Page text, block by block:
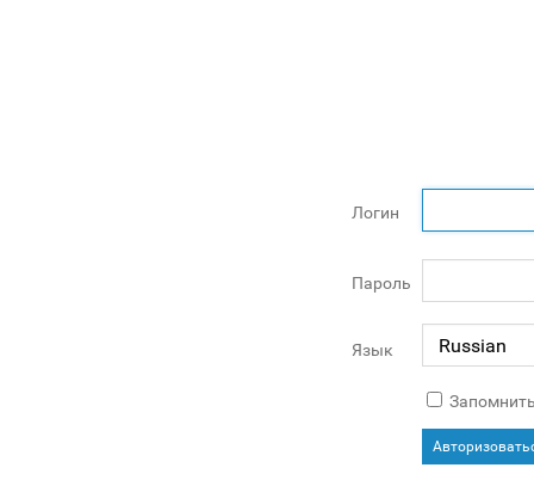
Логин
Пароль
Язык